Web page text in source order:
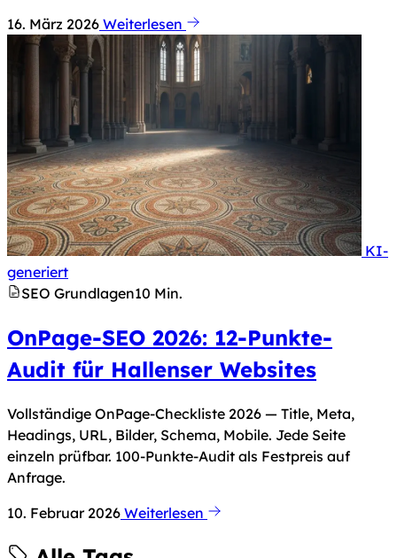
16. März 2026 Weiterlesen
KI-
generiertHinweis nach Art. 50 KI-Verordnung: Dieses
SEO Grundlagen10 Min.
OnPage-SEO 2026: 12-Punkte-
Audit für Hallenser Websites
Vollständige OnPage-Checkliste 2026 — Title, Meta,
Headings, URL, Bilder, Schema, Mobile. Jede Seite
einzeln prüfbar. 100-Punkte-Audit als Festpreis auf
Anfrage.
10. Februar 2026 Weiterlesen